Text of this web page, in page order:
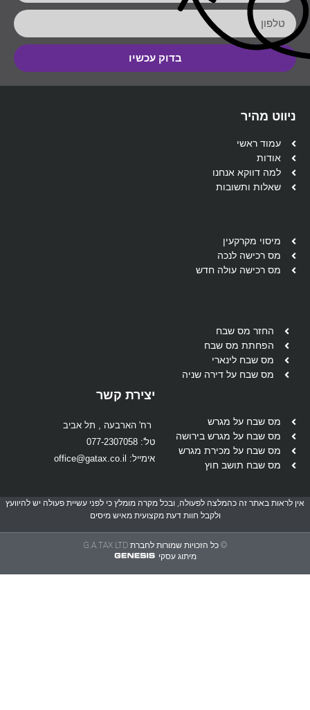
בדוק עכשיו
ניווט מהיר
עמוד ראשי
אודות
למה דווקא אנחנו
שאלות ותשובות
מיסוי מקרקעין
מס רכישה לנכה
מס רכישה עולה חדש
החזר מס שבח
הפחתת מס שבח
מס שבח לינארי
מס שבח על דירה שניה
מס שבח על מגרש
מס שבח על מגרש בירושה
מס שבח על מכירת מגרש
מס שבח תושב חוץ
יצירת קשר
רח' הארבעה , תל אביב
טל': 077-2307058
אימייל: office@gatax.co.il
לראות באתר זה כהמלצה לפעולה, ובכל מקרה מומלץ כי לפני עשיית פעולה יש להיוועץ
ולקבל חוות דעת מקצועית מאיש מיסים
© כל הזכויות שמורות לחברת G.A.TAX LTD
מיתוג עסקי